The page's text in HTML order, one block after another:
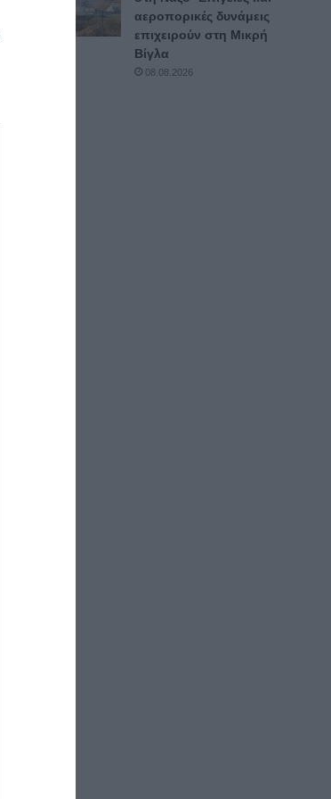
αεροπορικές δυνάμεις
επιχειρούν στη Μικρή
Βίγλα
08.08.2026